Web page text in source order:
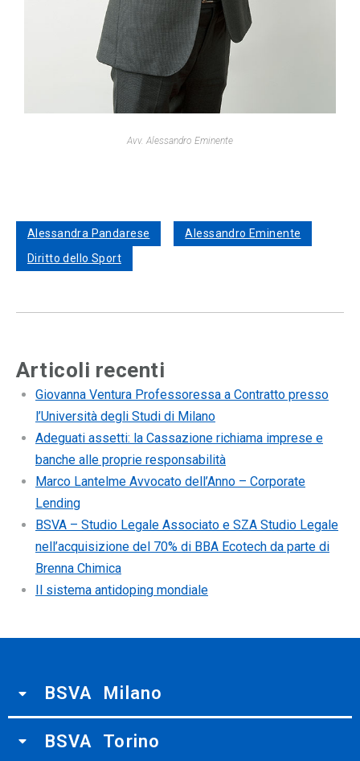
Avv. Alessandro Eminente
Alessandra Pandarese
Alessandro Eminente
Diritto dello Sport
Articoli recenti
Giovanna Ventura Professoressa a Contratto presso
l’Università degli Studi di Milano
Adeguati assetti: la Cassazione richiama imprese e
banche alle proprie responsabilità
Marco Lantelme Avvocato dell’Anno – Corporate
Lending
BSVA – Studio Legale Associato e SZA Studio Legale
nell’acquisizione del 70% di BBA Ecotech da parte di
Brenna Chimica
Il sistema antidoping mondiale
BSVA Milano
BSVA Torino